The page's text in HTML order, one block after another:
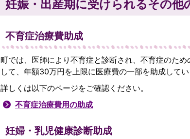
妊娠・出産期に受けられるその他
不育症治療費助成
町では、医師により不育症と診断され、不育症のた
して、年額30万円を上限に医療費の一部を助成してい
詳しくは以下のページをご確認ください。
不育症治療費用の助成
妊婦・乳児健康診断助成